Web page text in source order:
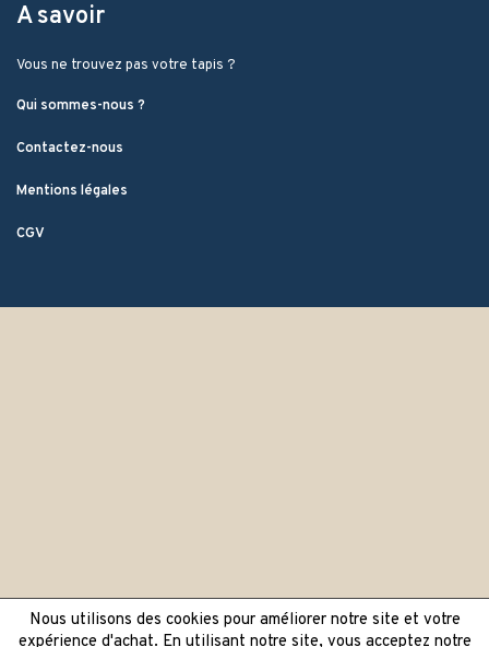
A savoir
Vous ne trouvez pas votre tapis ?
Qui sommes-nous ?
Contactez-nous
Mentions légales
CGV
Nous utilisons des cookies pour améliorer notre site et votre
expérience d'achat. En utilisant notre site, vous acceptez notre